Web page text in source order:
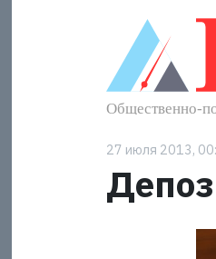
27 июля 2013,